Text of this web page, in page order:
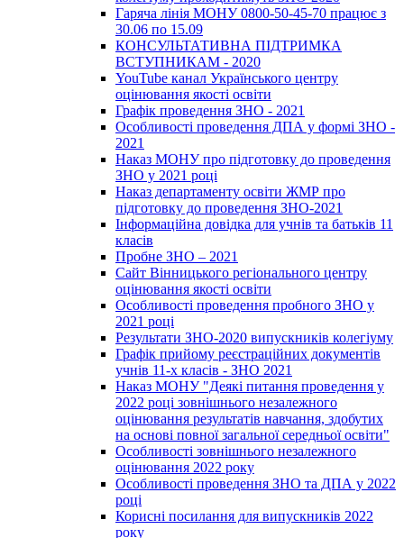
Гаряча лінія МОНУ 0800-50-45-70 працює з
30.06 по 15.09
КОНСУЛЬТАТИВНА ПІДТРИМКА
ВСТУПНИКАМ - 2020
YouTube канал Українського центру
оцінювання якості освіти
Графік проведення ЗНО - 2021
Особливості проведення ДПА у формі ЗНО -
2021
Наказ МОНУ про підготовку до проведення
ЗНО у 2021 році
Наказ департаменту освіти ЖМР про
підготовку до проведення ЗНО-2021
Інформаційна довідка для учнів та батьків 11
класів
Пробне ЗНО – 2021
Сайт Вінницького регіонального центру
оцінювання якості освіти
Особливості проведення пробного ЗНО у
2021 році
Результати ЗНО-2020 випускників колегіуму
Графік прийому реєстраційних документів
учнів 11-х класів - ЗНО 2021
Наказ МОНУ "Деякі питання проведення у
2022 році зовнішнього незалежного
оцінювання результатів навчання, здобутих
на основі повної загальної середньої освіти"
Особливості зовнішнього незалежного
оцінювання 2022 року
Особливості проведення ЗНО та ДПА у 2022
році
Корисні посилання для випускників 2022
року